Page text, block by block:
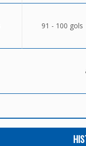
91 - 100 gols